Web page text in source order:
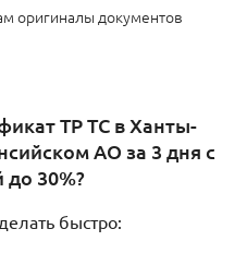
оригиналы документов
ТР ТС в Ханты-
АО за 3 дня с
до 30%?
быстро: